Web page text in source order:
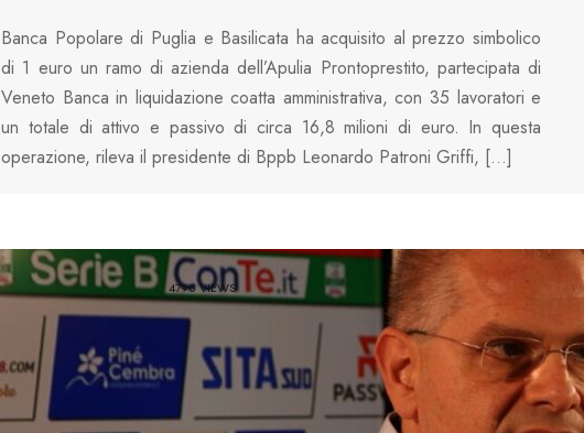
Banca Popolare di Puglia e Basilicata ha acquisito al prezzo simbolico
di 1 euro un ramo di azienda dell’Apulia Prontoprestito, partecipata di
Veneto Banca in liquidazione coatta amministrativa, con 35 lavoratori e
un totale di attivo e passivo di circa 16,8 milioni di euro. In questa
operazione, rileva il presidente di Bppb Leonardo Patroni Griffi, […]
4798 VIEWS